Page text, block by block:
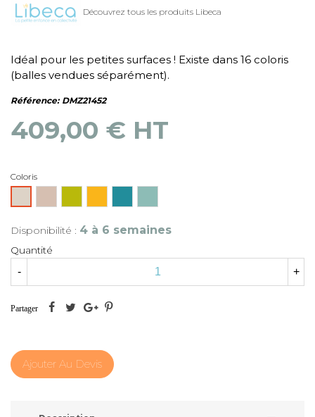
Découvrez tous les produits Libeca
Idéal pour les petites surfaces ! Existe dans 16 coloris
(balles vendues séparément).
Référence: DMZ21452
409,00 € HT
Coloris
Disponibilité : 4 à 6 semaines
Quantité
- +
Partager
Ajouter Au Devis